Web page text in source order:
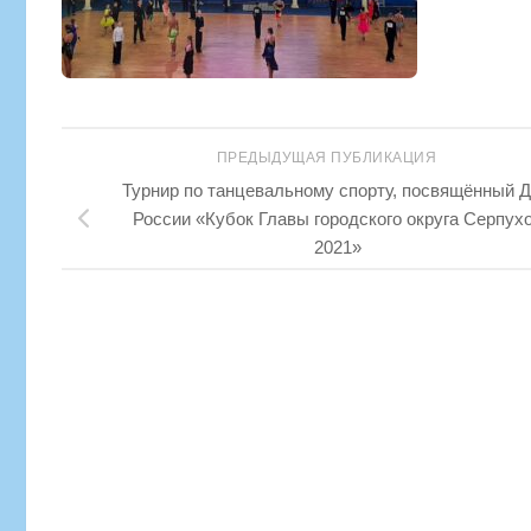
ПРЕДЫДУЩАЯ ПУБЛИКАЦИЯ
Турнир по танцевальному спорту, посвящённый
России «Кубок Главы городского округа
2021»